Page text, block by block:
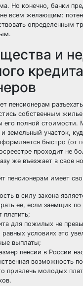
Но конечно, банки
всем желающим:
определенным
и
пенсионерам
собственным
его полной стоимости.
земельный участок,
быстро (от
проходит не
же въезжает в свое
пенсионерам имеет
в силу закона
ее, если заемщик
платить;
для пожилых не
условиях это
выплаты;
пенсии в России
возможность
привлечь молодых